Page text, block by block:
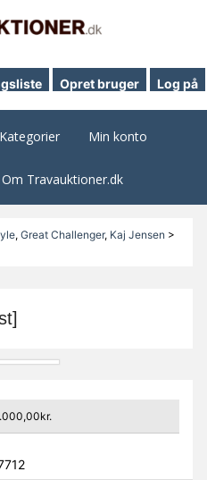
Opret bruger Log på
Kategorier Min konto
Om Travauktioner.dk
, Great Challenger, Kaj Jensen >